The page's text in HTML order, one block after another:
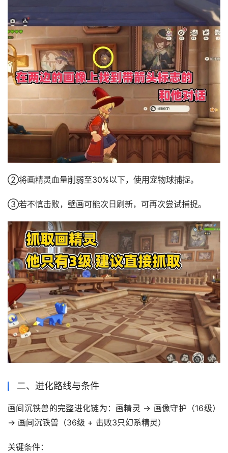
②将画精灵血量削弱至30%以下，使用宠物球捕捉。
③若不慎击败，壁画可能次日刷新，可再次尝试捕捉。
二、进化路线与条件‌
画间沉铁兽的完整进化链为：画精灵 → 画像守护（16级）
关键条件‌：